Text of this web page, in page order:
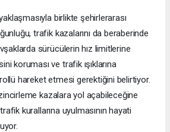
birlikte şehirlerarası
trafik kazalarını da beraberinde
sürücülerin hız limitlerine
koruması ve trafik ışıklarına
hareket etmesi gerektiğini belirtiyor.
kazalara yol açabileceğine
kurallarına uyulmasının hayati